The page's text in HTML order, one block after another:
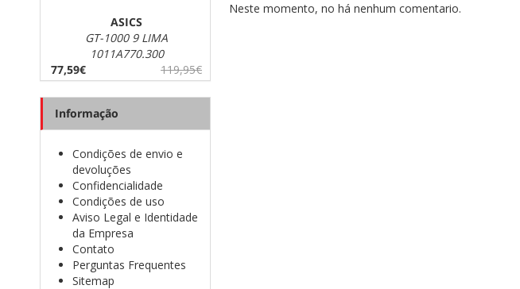
Neste momento, no há nenhum comentario.
ASICS
GT-1000 9 LIMA
1011A770.300
77,59€
119,95€
Informação
Condições de envio e
devoluções
Confidencialidade
Condições de uso
Aviso Legal e Identidade
da Empresa
Contato
Perguntas Frequentes
Sitemap